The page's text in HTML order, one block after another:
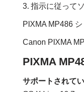
3. 指示に従って
PIXMA MP486
Canon PIXMA
PIXMA
サポートされて